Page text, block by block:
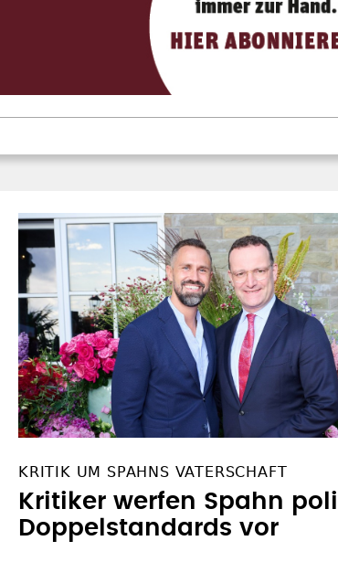
KRITIK UM SPAHNS VATERSCHAFT
Kritiker werfen Spahn
Doppelstandards vor
VERBUND
GEP.de
EKD.de